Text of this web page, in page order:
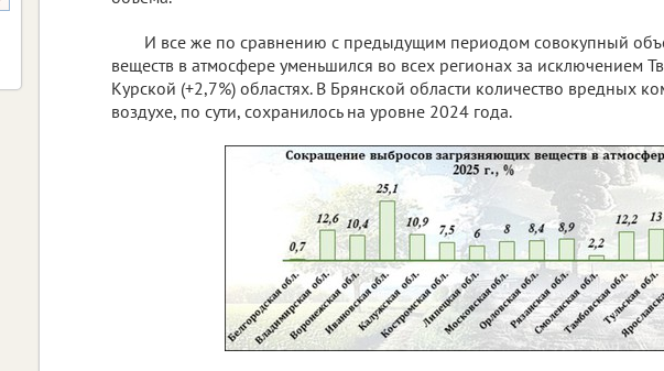
И все же по сравнению с предыдущим периодом совокупный
веществ в атмосфере уменьшился во всех регионах за исключением
Курской (+2,7%) областях. В Брянской области количество вредных
воздухе, по сути, сохранилось на уровне 2024 года.